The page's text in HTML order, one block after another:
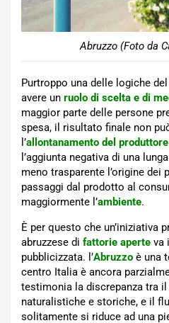
Abruzzo (Foto da
Purtroppo una delle logiche
avere un ruolo di scelta e di
maggior parte delle persone
spesa, il risultato finale non
l’allontanamento del
l’aggiunta negativa di una
meno trasparente l’origine dei
passaggi dal prodotto al
maggiormente l’ambiente.
È per questo che un’iniziativa
abruzzese di fattorie aperte va
pubblicizzata. l’Abruzzo è una
centro Italia è ancora
testimonia la discrepanza tra
naturalistiche e storiche, e il
solitamente si riduce ad una